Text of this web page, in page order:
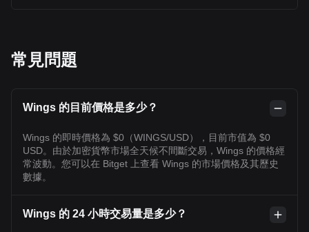
常見問題
Wings 的目前價格是多少？
Wings 的即時價格為 $0（WINGS/USD），目前市值為 $0
USD。由於加密貨幣市場全天候不間斷交易，Wings 的價格經
常波動。您可以在 Bitget 上查看 Wings 的市場價格及其歷史
數據。
Wings 的 24 小時交易量是多少？